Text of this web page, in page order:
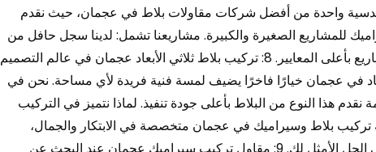
واحدة من أفضل شركات مقاولات بلاط في عجمان، حيث نقدم
للمشاريع الصغيرة والكبيرة. مشاريعنا تشمل: لدينا سجل حافل من
العملاء الراضين وخبرة في تنفيذ المشاريع بأعلى المعايير. 8: تركيب بلاط ثلاثي الأبعاد عجمان في عالم التصميم
في عجمان خيارًا فاخرًا يضيف لمسة فنية فريدة لأي مساحة. نحن في
نقدم هذا النوع من البلاط بأعلى جودة تنفيذ. لماذا نتميز في التركيب
تركيب بلاط وسيراميك في عجمان متخصصة في الابتكار والجمال،
فخدمتنا لتركيب البلاط ثلاثي الأبعاد هي الحل الأمثل لك. 9: مقاول تركيب سيراميك عجمان عند البحث عن